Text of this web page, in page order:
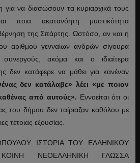
για να διασώσουν τα κυριαρχικά τους
ποια ακατανόητη μυστικότητα
της Σπάρτης. Ωστόσο, αν και η
αριθμού γενναίων ανδρών σίγουρα
ακόμα και ο ιδιαίτερα
δεν κατάφερε να μάθει για κανέναν
δεν κατάλαβε» λέει «με ποιον
από αυτούς». Εννοείται ότι οι
του δήμου δεν ταίριαζαν καθόλου με
τέτοιας εξουσίας.
ΙΣΤΟΡΙΑ ΤΟΥ ΕΛΛΗΝΙΚΟΥ
ΝΕΟΕΛΛΗΝΙΚΗ ΓΛΩΣΣΑ